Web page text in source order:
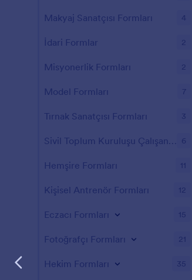
Makyaj Sanatçısı Formları 4
İdari Formlar 2
Misyonerlik Formları 2
Model Formları 7
Tırnak Sanatçısı Formları 3
Sivil Toplum Kuruluşu Çalışanı Formları 6
Hemşire Formları 11
Kişisel Antrenör Formları 12
Eczacı Formları 15
Fotoğrafçı Formları 21
Hekim Formları 35